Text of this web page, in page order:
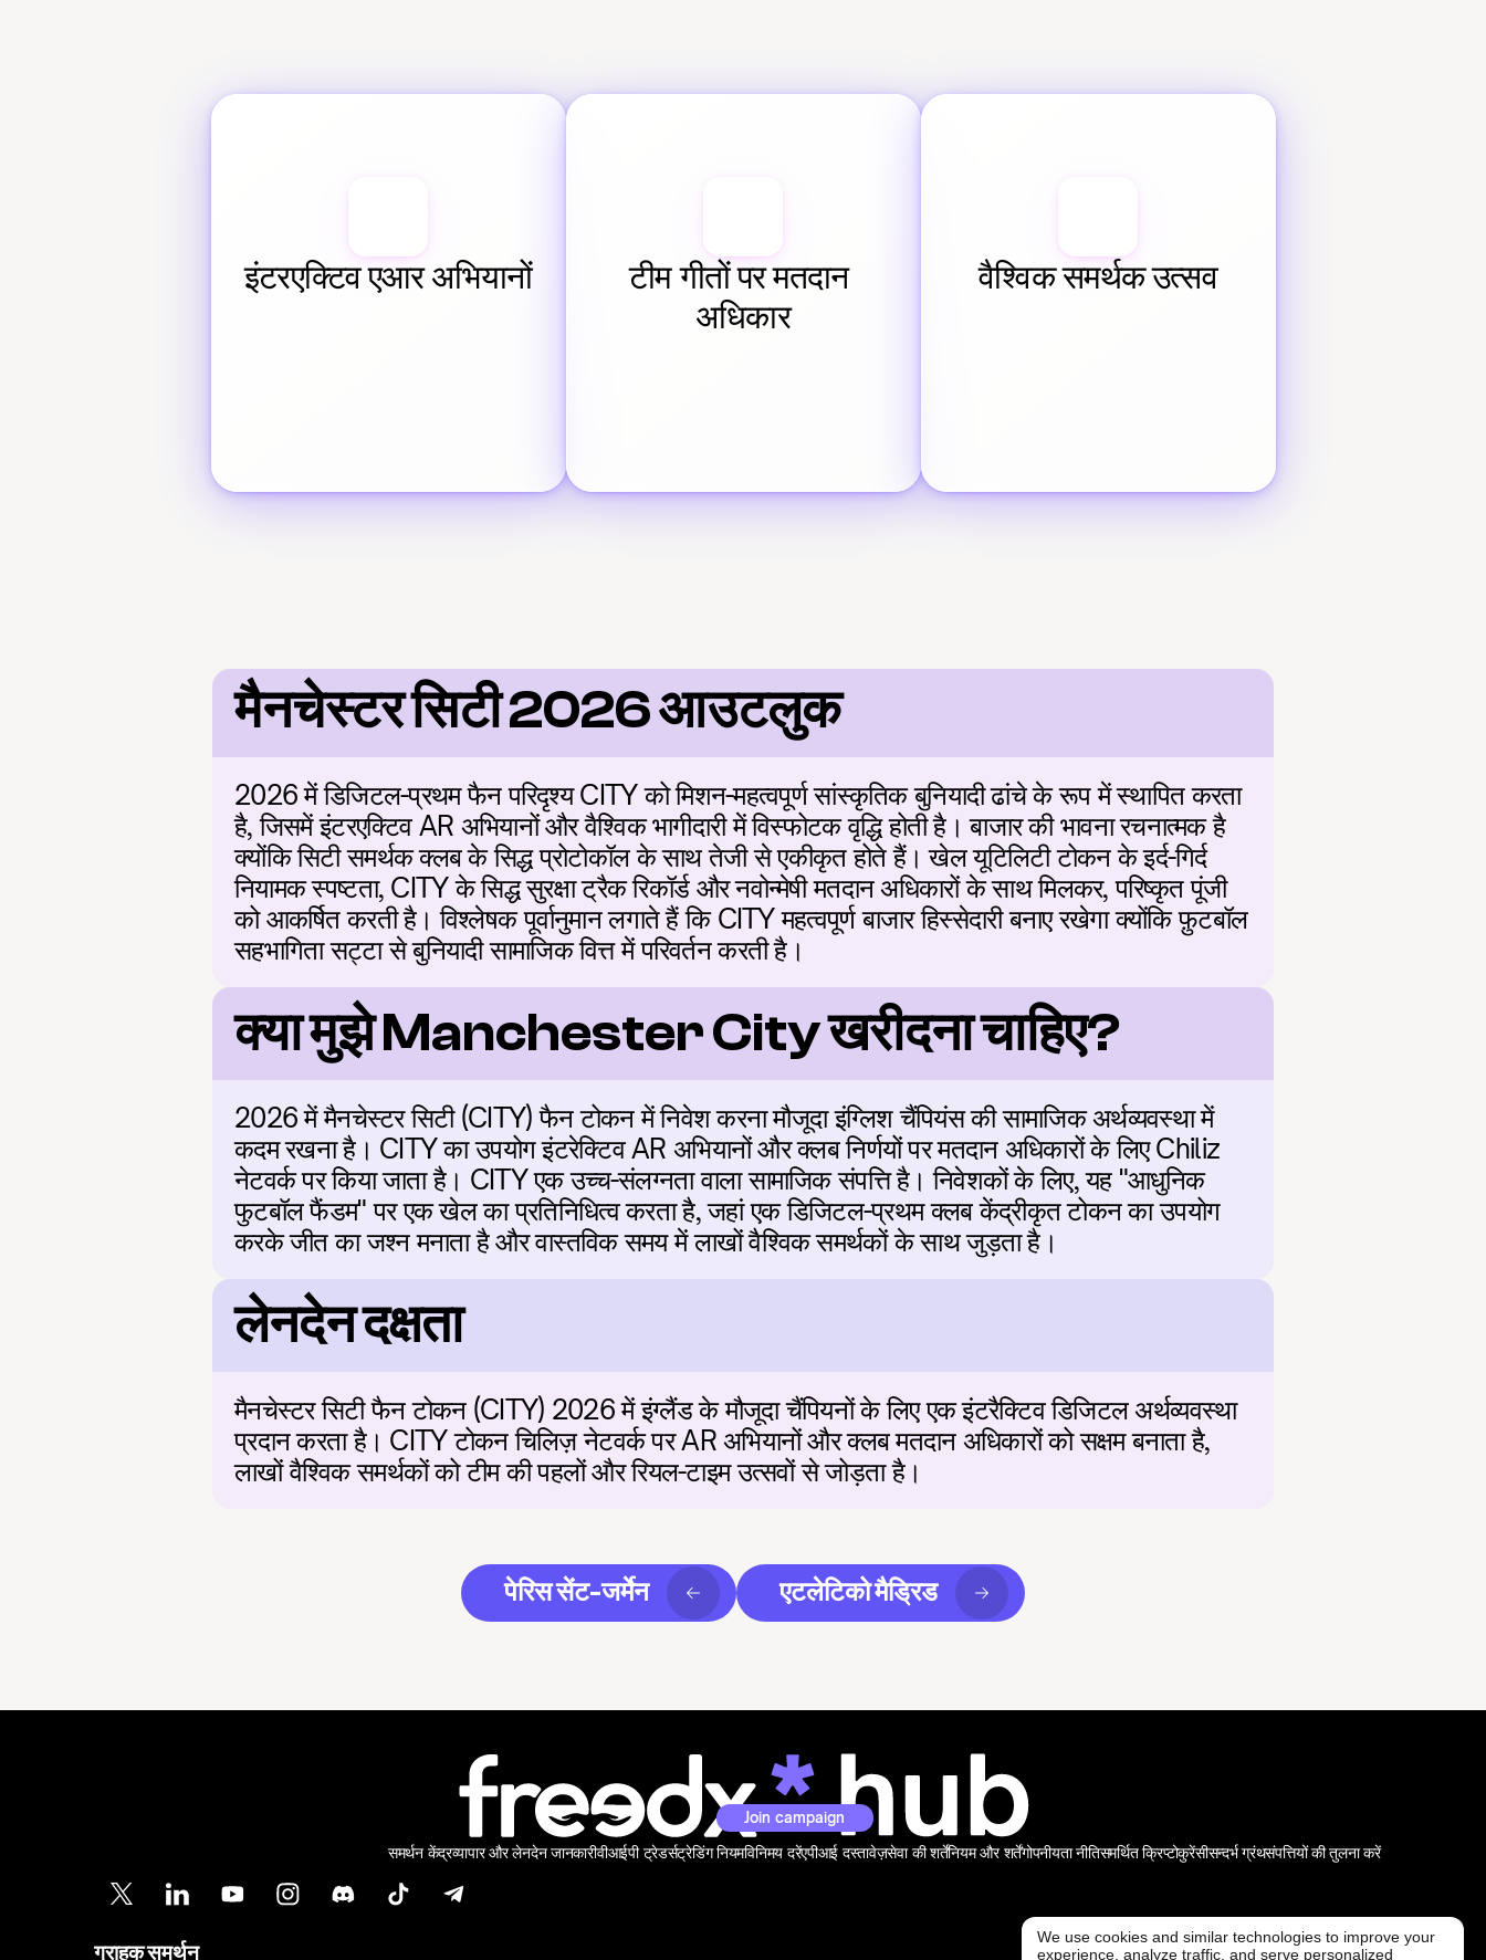
इंटरएक्टिव एआर अभियानों
टीम गीतों पर मतदान
अधिकार
वैश्विक समर्थक उत्सव
मैनचेस्टर सिटी 2026 आउटलुक
2026 में डिजिटल-प्रथम फैन परिदृश्य CITY को मिशन-महत्वपूर्ण सांस्कृतिक बुनियादी ढांचे के रूप में स्थापित करता
है, जिसमें इंटरएक्टिव AR अभियानों और वैश्विक भागीदारी में विस्फोटक वृद्धि होती है। बाजार की भावना रचनात्मक है
क्योंकि सिटी समर्थक क्लब के सिद्ध प्रोटोकॉल के साथ तेजी से एकीकृत होते हैं। खेल यूटिलिटी टोकन के इर्द-गिर्द
नियामक स्पष्टता, CITY के सिद्ध सुरक्षा ट्रैक रिकॉर्ड और नवोन्मेषी मतदान अधिकारों के साथ मिलकर, परिष्कृत पूंजी
को आकर्षित करती है। विश्लेषक पूर्वानुमान लगाते हैं कि CITY महत्वपूर्ण बाजार हिस्सेदारी बनाए रखेगा क्योंकि फ़ुटबॉल
सहभागिता सट्टा से बुनियादी सामाजिक वित्त में परिवर्तन करती है।
क्या मुझे Manchester City खरीदना चाहिए?
2026 में मैनचेस्टर सिटी (CITY) फैन टोकन में निवेश करना मौजूदा इंग्लिश चैंपियंस की सामाजिक अर्थव्यवस्था में
कदम रखना है। CITY का उपयोग इंटरेक्टिव AR अभियानों और क्लब निर्णयों पर मतदान अधिकारों के लिए Chiliz
नेटवर्क पर किया जाता है। CITY एक उच्च-संलग्नता वाला सामाजिक संपत्ति है। निवेशकों के लिए, यह "आधुनिक
फुटबॉल फैंडम" पर एक खेल का प्रतिनिधित्व करता है, जहां एक डिजिटल-प्रथम क्लब केंद्रीकृत टोकन का उपयोग
करके जीत का जश्न मनाता है और वास्तविक समय में लाखों वैश्विक समर्थकों के साथ जुड़ता है।
लेनदेन दक्षता
मैनचेस्टर सिटी फैन टोकन (CITY) 2026 में इंग्लैंड के मौजूदा चैंपियनों के लिए एक इंटरैक्टिव डिजिटल अर्थव्यवस्था
प्रदान करता है। CITY टोकन चिलिज़ नेटवर्क पर AR अभियानों और क्लब मतदान अधिकारों को सक्षम बनाता है,
लाखों वैश्विक समर्थकों को टीम की पहलों और रियल-टाइम उत्सवों से जोड़ता है।
पेरिस सेंट-जर्मेन एटलेटिको मैड्रिड
Join campaign
समर्थन केंद्रव्यापार और लेनदेन जानकारीवीआईपी ट्रेडर्सट्रेडिंग नियमविनिमय दरेंएपीआई दस्तावेज़सेवा की शर्तेंनियम और शर्तेंगोपनीयता नीतिसमर्थित क्रिप्टोकुरेंसीसन्दर्भ ग्रंथसंपत्तियों की तुलना करें
ग्राहक समर्थन
We use cookies and similar technologies to improve your
experience, analyze traffic, and serve personalized